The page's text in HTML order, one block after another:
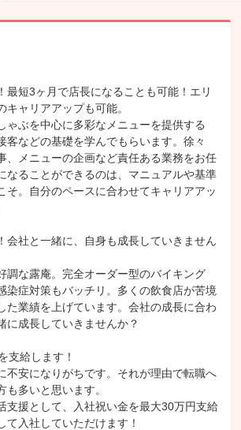
最短3ヶ月で店長になることも可能！エリ
キャリアアップも可能。
ゃぶを中心に多彩なメニューを提供する
客などの基礎を学んでもらいます。徐々
、メニューの企画など責任ある業務をお任
なることができるのは、マニュアルや基準
そ。自分のペースに合わせてキャリアアッ
会社と一緒に、自身も成長していきません
調な露庵。完全オーダー型のバイキング
染症対策もバッチリ。多くの飲食店が苦境
た業績を上げています。会社の成長に合わ
に成長していきませんか？
支給します！
不安になりがちです。それが理由で転職へ
多いと思います。
支援として、入社祝い金を最大30万円支給
て入社していただけます！